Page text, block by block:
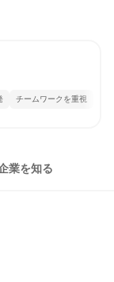
チームワークを重視
業を知る